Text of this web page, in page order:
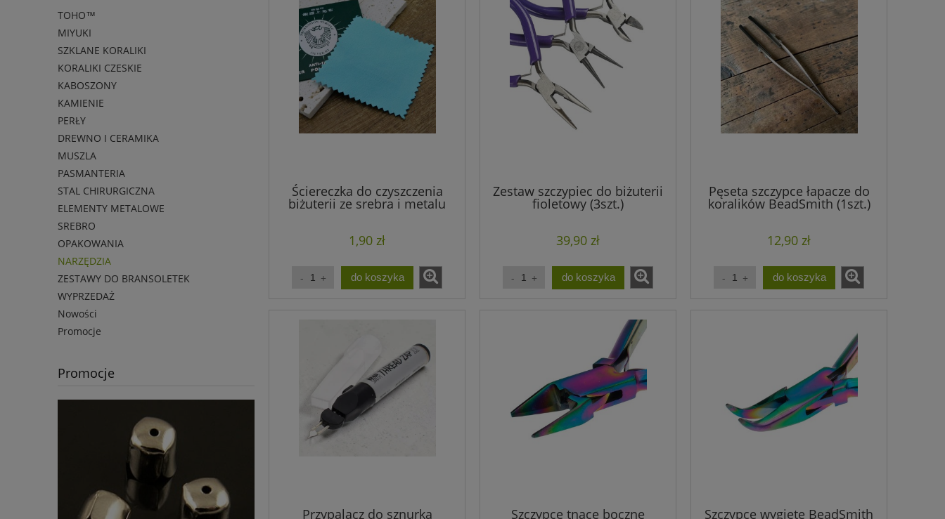
TOHO™
MIYUKI
SZKLANE KORALIKI
KORALIKI CZESKIE
KABOSZONY
KAMIENIE
PERŁY
DREWNO I CERAMIKA
MUSZLA
PASMANTERIA
STAL CHIRURGICZNA
ELEMENTY METALOWE
SREBRO
OPAKOWANIA
NARZĘDZIA
ZESTAWY DO BRANSOLETEK
WYPRZEDAŻ
Nowości
Promocje
Promocje
Ściereczka do czyszczenia
biżuterii ze srebra i metalu
1,90 zł
do koszyka
Zestaw szczypiec do biżuterii
fioletowy (3szt.)
39,90 zł
do koszyka
Pęseta szczypce łapacze do
koralików BeadSmith (1szt.)
12,90 zł
do koszyka
Przypalacz do sznurka Szczypce tnące boczne Szczypce wygięte BeadSmith